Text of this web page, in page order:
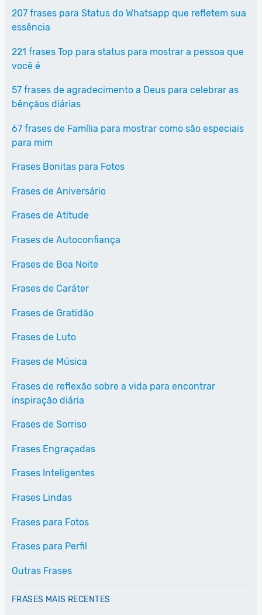
207 frases para Status do Whatsapp que refletem sua
essência
221 frases Top para status para mostrar a pessoa que
você é
57 frases de agradecimento a Deus para celebrar as
bênçãos diárias
67 frases de Família para mostrar como são especiais
para mim
Frases Bonitas para Fotos
Frases de Aniversário
Frases de Atitude
Frases de Autoconfiança
Frases de Boa Noite
Frases de Caráter
Frases de Gratidão
Frases de Luto
Frases de Música
Frases de reflexão sobre a vida para encontrar
inspiração diária
Frases de Sorriso
Frases Engraçadas
Frases Inteligentes
Frases Lindas
Frases para Fotos
Frases para Perfil
Outras Frases
FRASES MAIS RECENTES